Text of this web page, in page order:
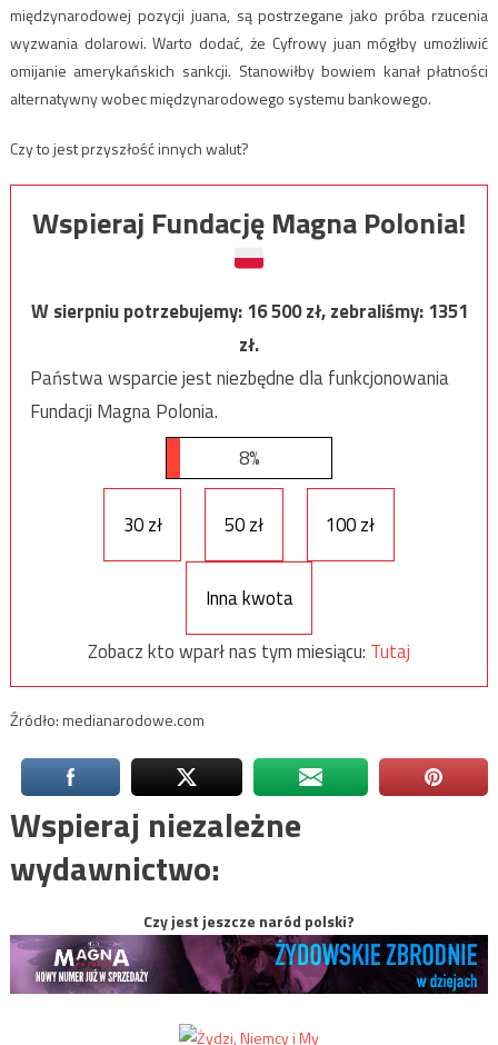
międzynarodowej pozycji juana, są postrzegane jako próba rzucenia
wyzwania dolarowi. Warto dodać, że Cyfrowy juan mógłby umożliwić
omijanie amerykańskich sankcji. Stanowiłby bowiem kanał płatności
alternatywny wobec międzynarodowego systemu bankowego.
Czy to jest przyszłość innych walut?
Wspieraj Fundację Magna Polonia!
W sierpniu potrzebujemy:16 500zł, zebraliśmy:1351
zł.
Państwa wsparcie jest niezbędne dla funkcjonowania
Fundacji Magna Polonia.
8%
30 zł 50 zł 100 zł
Inna kwota
Zobacz kto wparł nas tym miesiącu: Tutaj
Źródło: medianarodowe.com
Wspieraj niezależne
wydawnictwo:
Czy jest jeszcze naród polski?